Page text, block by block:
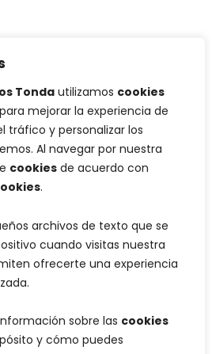
Tonda utilizamos cookies
mejorar la experiencia de
tráfico y personalizar los
Al navegar por nuestra
cookies de acuerdo con
.
archivos de texto que se
cuando visitas nuestra
ofrecerte una experiencia
sobre las cookies
y cómo puedes